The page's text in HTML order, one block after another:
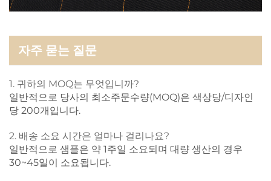
자주 묻는 질문
1. 귀하의 MOQ는 무엇입니까?
일반적으로 당사의 최소주문수량(MOQ)은 색상당/디자인
당 200개입니다.
2. 배송 소요 시간은 얼마나 걸리나요?
일반적으로 샘플은 약 1주일 소요되며 대량 생산의 경우
30~45일이 소요됩니다.